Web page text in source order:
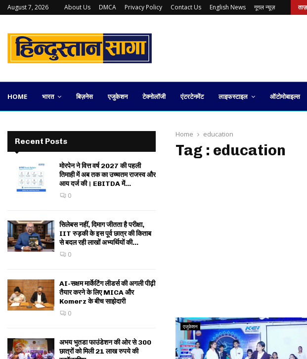
August 7, 2026 About Us DMCA Privacy Policy Contact Us English News गूगल न्यूज़
कलकत्ता स्टॉक एक्सचेंज की वापसी कितनी व्यावहारिक?…
HOME भारत बिज़नेस एजुकेशन टेक्नोलॉजी एंटरटेनमेंट लाइफस्टाइल ऑटोमोबाइल्स
Home education
Tag : education
एजुकेशन
Recent Posts
मोरपेन ने वित्त वर्ष 2027 की पहली
तिमाही में अब तक का उच्चतम राजस्व और
आय दर्ज की। EBITDA में...
0
सिलेबस नहीं, दिमाग जीतता है परीक्षा,
IIT रुड़की के इस पूर्व छात्र की किताब
से बदल रही लाखों अभ्यर्थियों की...
0
AI-सक्षम मार्केटिंग लीडर्स की अगली पीढ़ी
तैयार करने के लिए MICA और
Komerz के बीच साझेदारी
0
अभय भुतडा फाउंडेशन की ओर से 300
छात्रों को मिली 21 लाख रुपये की